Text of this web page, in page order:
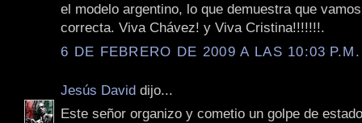
el modelo argentino, lo que demuestra que
correcta. Viva Chávez! y Viva Cristina!!!!!!!.
6 DE FEBRERO DE 2009 A LAS 10:03 P.M.
Jesús David dijo...
Este señor organizo y cometio un golpe de